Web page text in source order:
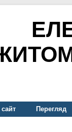
Перегляд